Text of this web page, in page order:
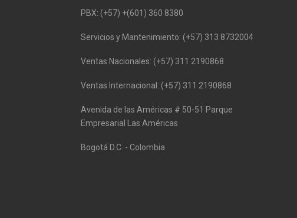
PBX: (+57) +(601) 360 8380
Servicios y Mantenimiento: (+57) 313 8732004
Ventas Nacionales: (+57) 311 2190868
Ventas Internacional: (+57) 311 2190868
Avenida de las Américas # 50-51 Parque
Empresarial Las Américas
Bogotá D.C. - Colombia